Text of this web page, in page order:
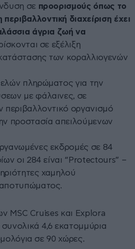
σε προορισμούς όπως το
διαχείριση έχει
άγρια ζωή να
σε εξέλιξη
των κοραλλιογενών
πληρώματος για την
με φάλαινες, σε
περιβαλλοντικό οργανισμό
προστασία απειλούμενων
εκδρομές σε 84
οι 284 είναι “Protectours” –
χαμηλού
MSC Cruises και Explora
4,6 εκατομμύρια
σε 90 χώρες.